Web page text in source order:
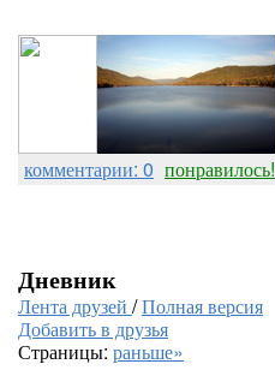
комментарии: 0 понравилось!
Дневник
Лента друзей /Полная версия
Добавить в друзья
Страницы: раньше»